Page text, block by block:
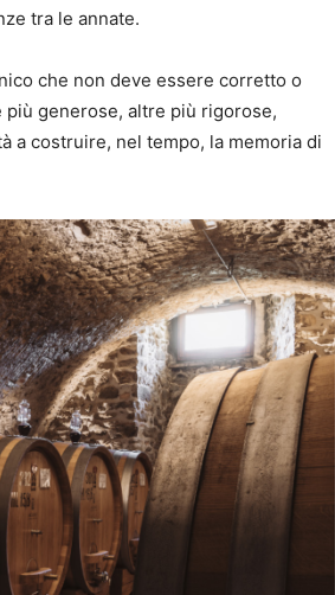
tra le annate.
che non deve essere corretto o
più generose, altre più rigorose,
a costruire, nel tempo, la memoria di